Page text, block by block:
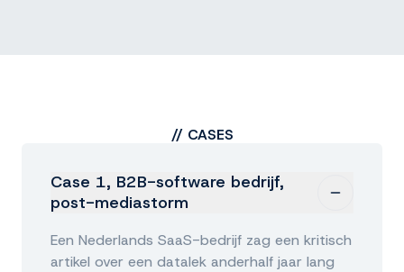
// CASES
Case 1, B2B-software bedrijf,
post-mediastorm
Een Nederlands SaaS-bedrijf zag een kritisch
artikel over een datalek anderhalf jaar lang